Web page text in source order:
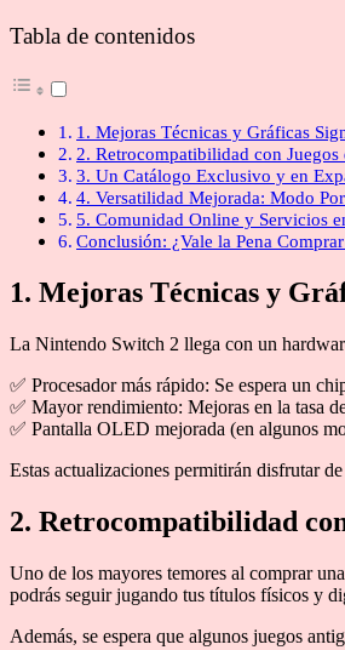
Tabla de contenidos
1. Mejoras Técnicas y Gráficas
2. Retrocompatibilidad con
3. Un Catálogo Exclusivo y en
4. Versatilidad Mejorada: Modo
5. Comunidad Online y Servicios
Conclusión: ¿Vale la Pena
1. Mejoras Técnicas y
La Nintendo Switch 2 llega con un
✅ Procesador más rápido: Se espera un
✅ Mayor rendimiento: Mejoras en la tasa
✅ Pantalla OLED mejorada (en algunos
Estas actualizaciones permitirán disfrutar
2. Retrocompatibilidad
Uno de los mayores temores al comprar
podrás seguir jugando tus títulos físicos y
Además, se espera que algunos juegos